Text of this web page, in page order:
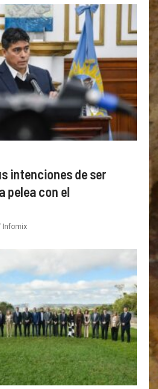
intenciones de ser
pelea con el
Infomix